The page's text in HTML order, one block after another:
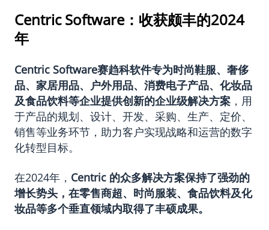
Centric Software：收获颇丰的2024
年
Centric Software赛趋科软件专为时尚鞋服、奢侈
品、家居用品、户外用品、消费电子产品、化妆品
及食品饮料等企业提供创新的企业级解决方案 ，用
于产品的规划、设计、开发、采购、生产、定价、
销售等业务环节，助力客户实现战略和运营的数字
化转型目标。
在2024年， Centric 的众多解决方案保持了强劲的
增长势头，在零售商超、时尚服装、食品饮料及化
妆品等多个垂直领域内取得了丰硕成果。